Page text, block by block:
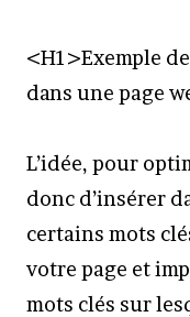
<H1>Exemple
dans une page
L’idée, pour
donc d’insérer
certains mots
votre page et
mots clés sur